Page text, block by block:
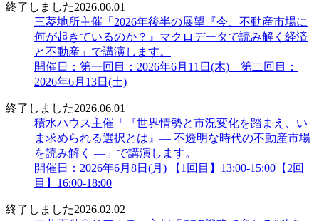
終了しました2026.06.01
三菱地所主催「2026年後半の展望『今、不動産市場に
何が起きているのか？』マクロデータで読み解く経済
と不動産」で講演します。
開催日：第一回目：2026年6月11日(木) 第二回目：
2026年6月13日(土)
終了しました2026.06.01
積水ハウス主催「『世界情勢と市況変化を踏まえ、い
ま求められる選択とは』― 不透明な時代の不動産市場
を読み解く ―」で講演します。
開催日：2026年6月8日(月) 【1回目】13:00-15:00【2回
目】16:00-18:00
終了しました2026.02.02